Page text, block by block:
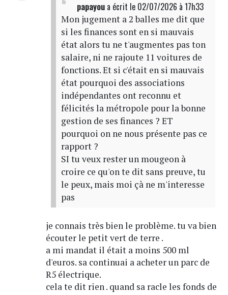
papayoua écrit le 02/07/2026 à 17h33
Mon jugement a 2 balles me dit que
si les finances sont en si mauvais
état alors tu ne t'augmentes pas ton
salaire, ni ne rajoute 11 voitures de
fonctions. Et si c'était en si mauvais
état pourquoi des associations
indépendantes ont reconnu et
félicités la métropole pour la bonne
gestion de ses finances ? ET
pourquoi on ne nous présente pas ce
rapport ?
SI tu veux rester un mougeon à
croire ce qu'on te dit sans preuve, tu
le peux, mais moi çà ne m'interesse
pas
je connais très bien le problème. tu va bien
écouter le petit vert de terre .
a mi mandat il était a moins 500 ml
d'euros. sa continuai a acheter un parc de
R5 électrique.
cela te dit rien . quand sa racle les fonds de